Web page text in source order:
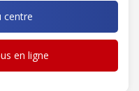
centre
en ligne